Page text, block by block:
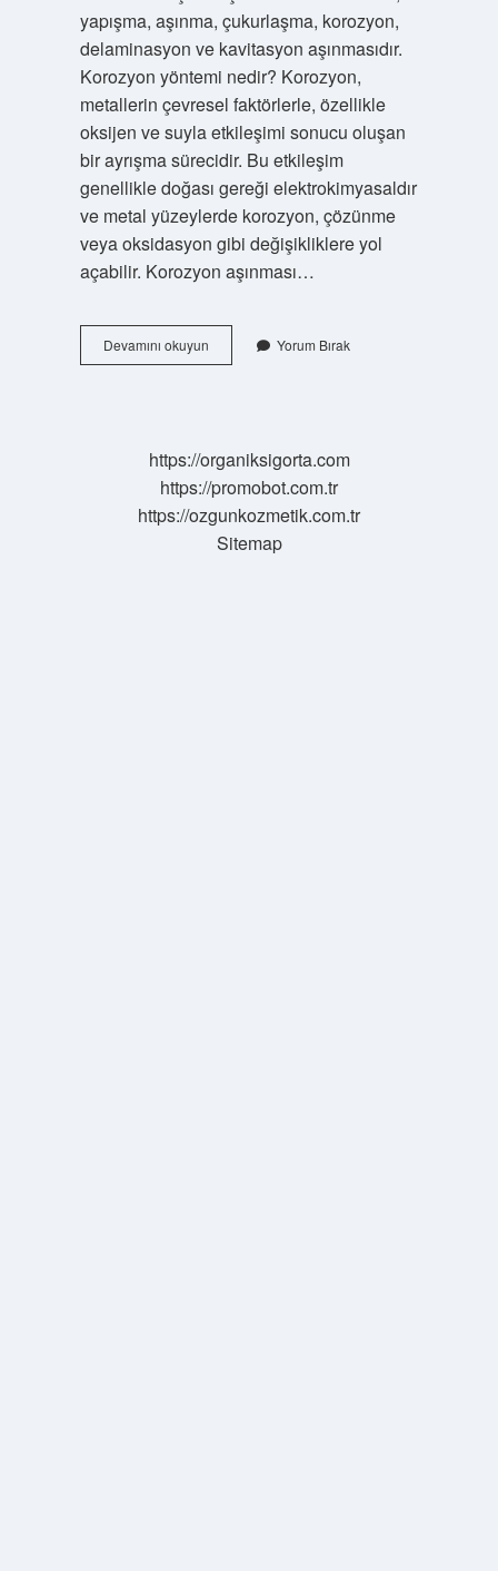
yapışma, aşınma, çukurlaşma, korozyon,
delaminasyon ve kavitasyon aşınmasıdır.
Korozyon yöntemi nedir? Korozyon,
metallerin çevresel faktörlerle, özellikle
oksijen ve suyla etkileşimi sonucu oluşan
bir ayrışma sürecidir. Bu etkileşim
genellikle doğası gereği elektrokimyasaldır
ve metal yüzeylerde korozyon, çözünme
veya oksidasyon gibi değişikliklere yol
açabilir. Korozyon aşınması…
Devamını okuyunKorozyon
Aşınma
Yorum Bırak
https://organiksigorta.com
https://promobot.com.tr
https://ozgunkozmetik.com.tr
Sitemap